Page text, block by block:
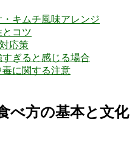
キムチ風味アレンジ
コツ
応策
ぎると感じる場合
に関する注意
べ方の基本と文化